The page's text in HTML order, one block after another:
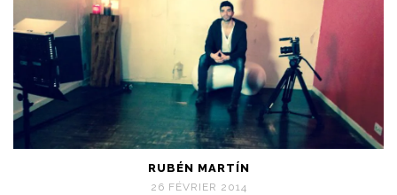
RUBÉN MARTÍN
26 FÉVRIER 2014